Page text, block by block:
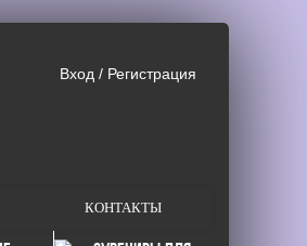
Вход / Регистрация
КОНТАКТЫ